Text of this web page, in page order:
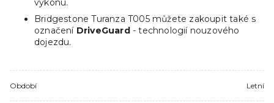
výkonu.
Bridgestone Turanza T005 můžete zakoupit také s
označení DriveGuard- technologií nouzového
dojezdu.
Období Letní